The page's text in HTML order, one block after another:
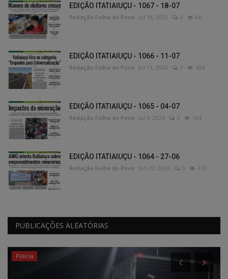
EDIÇÃO ITATIAIUÇU - 1067 - 18-07
Redação Folha do Povo Jul 18, 2026 0 86
EDIÇÃO ITATIAIUÇU - 1066 - 11-07
Redação Folha do Povo Jul 11, 2026 0 104
EDIÇÃO ITATIAIUÇU - 1065 - 04-07
Redação Folha do Povo Jul 4, 2026 0 124
EDIÇÃO ITATIAIUÇU - 1064 - 27-06
Redação Folha do Povo Jun 27, 2026 0 155
PUBLICAÇÕES ALEATÓRIAS
Polícia